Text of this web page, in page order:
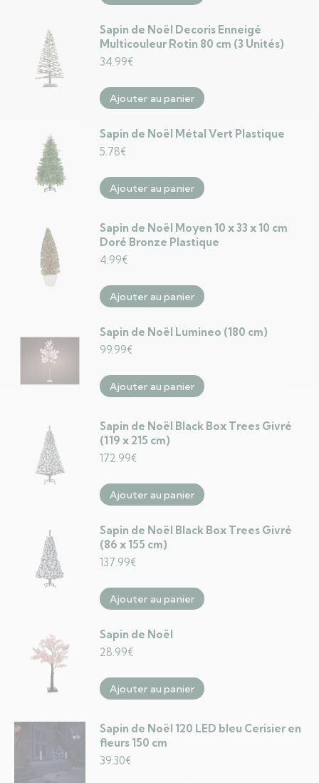
Sapin de Noël Decoris Enneigé
Multicouleur Rotin 80 cm (3 Unités)
34.99€
Ajouter au panier
Sapin de Noël Métal Vert Plastique
5.78€
Ajouter au panier
Sapin de Noël Moyen 10 x 33 x 10 cm
Doré Bronze Plastique
4.99€
Ajouter au panier
Sapin de Noël Lumineo (180 cm)
99.99€
Ajouter au panier
Sapin de Noël Black Box Trees Givré
(119 x 215 cm)
172.99€
Ajouter au panier
Sapin de Noël Black Box Trees Givré
(86 x 155 cm)
137.99€
Ajouter au panier
Sapin de Noël
28.99€
Ajouter au panier
Sapin de Noël 120 LED bleu Cerisier en
fleurs 150 cm
39.30€